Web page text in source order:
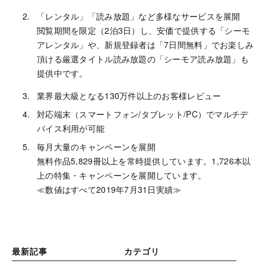
最新記事 カテゴリ
「レンタル」「読み放題」など多様なサービスを展開
閲覧期間を限定（2泊3日）し、安価で提供する「シーモ
アレンタル」や、新規登録者は「7日間無料」でお楽しみ
頂ける厳選タイトル読み放題の「シーモア読み放題」も
提供中です。
業界最大級となる130万件以上のお客様レビュー
対応端末（スマートフォン/タブレット/PC）でマルチデ
バイス利用が可能
毎月大量のキャンペーンを展開
無料作品5,829冊以上を常時提供しています。1,726本以
上の特集・キャンペーンを展開しています。
≪数値はすべて2019年7月31日実績≫